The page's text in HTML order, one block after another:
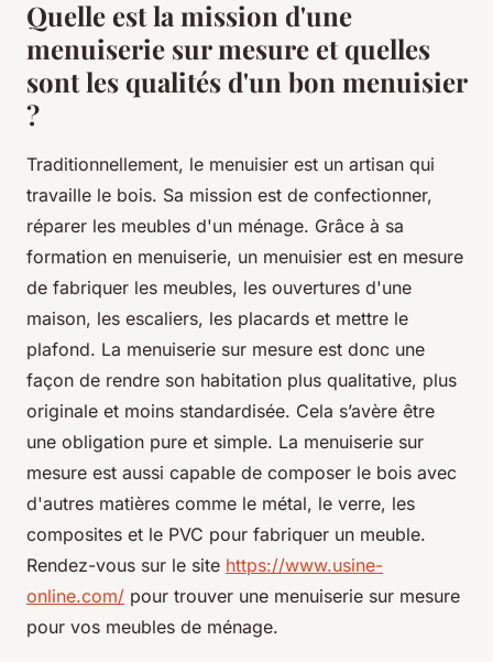
Quelle est la mission d'une
menuiserie sur mesure et quelles
sont les qualités d'un bon menuisier
?
Traditionnellement, le menuisier est un artisan qui
travaille le bois. Sa mission est de confectionner,
réparer les meubles d'un ménage. Grâce à sa
formation en menuiserie, un menuisier est en mesure
de fabriquer les meubles, les ouvertures d'une
maison, les escaliers, les placards et mettre le
plafond. La menuiserie sur mesure est donc une
façon de rendre son habitation plus qualitative, plus
originale et moins standardisée. Cela s’avère être
une obligation pure et simple. La menuiserie sur
mesure est aussi capable de composer le bois avec
d'autres matières comme le métal, le verre, les
composites et le PVC pour fabriquer un meuble.
Rendez-vous sur le site https://www.usine-
online.com/ pour trouver une menuiserie sur mesure
pour vos meubles de ménage.